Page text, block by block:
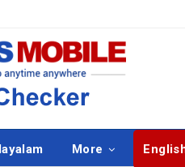
More